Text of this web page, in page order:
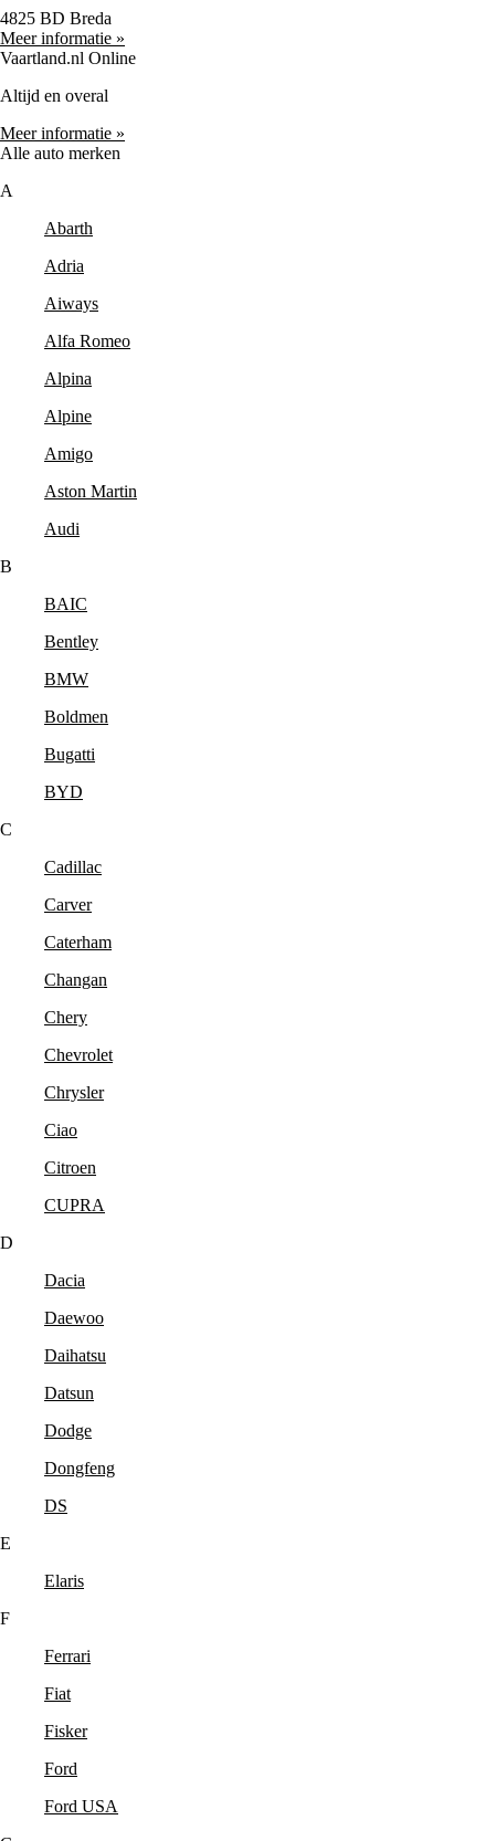
4825 BD Breda
Meer informatie »
Vaartland.nl Online
Altijd en overal
Meer informatie »
Alle auto merken
A
Abarth
Adria
Aiways
Alfa Romeo
Alpina
Alpine
Amigo
Aston Martin
Audi
B
BAIC
Bentley
BMW
Boldmen
Bugatti
BYD
C
Cadillac
Carver
Caterham
Changan
Chery
Chevrolet
Chrysler
Ciao
Citroen
CUPRA
D
Dacia
Daewoo
Daihatsu
Datsun
Dodge
Dongfeng
DS
E
Elaris
F
Ferrari
Fiat
Fisker
Ford
Ford USA